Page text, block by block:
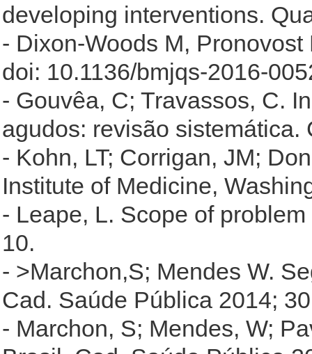
developing interventions.
- Dixon-Woods M,
doi: 10.1136/bmjqs-2016-
- Gouvêa, C; Travassos, C.
agudos: revisão
- Kohn, LT; Corrigan, JM;
Institute of Medicine,
- Leape, L. Scope of
10.
- >Marchon,S; Mendes W.
Cad. Saúde Pública 2014;
- Marchon, S; Mendes, W;